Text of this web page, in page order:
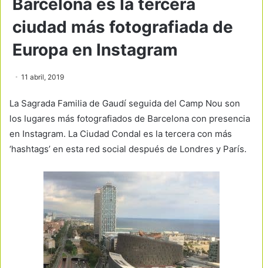
Barcelona es la tercera
ciudad más fotografiada de
Europa en Instagram
11 abril, 2019
La Sagrada Familia de Gaudí seguida del Camp Nou son
los lugares más fotografiados de Barcelona con presencia
en Instagram. La Ciudad Condal es la tercera con más
‘hashtags’ en esta red social después de Londres y París.